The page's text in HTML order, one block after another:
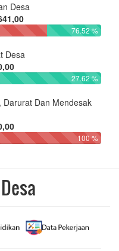
Desa
76.52 %
Desa
27.62 %
Darurat Dan Mendesak
100 %